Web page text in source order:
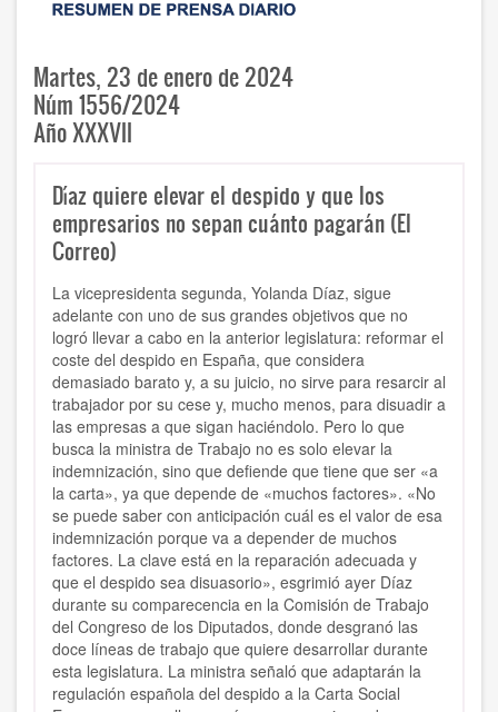
Martes, 23 de enero de 2024
Núm 1556/2024
Año XXXVII
Díaz quiere elevar el despido y que los
empresarios no sepan cuánto pagarán (El
Correo)
La vicepresidenta segunda, Yolanda Díaz, sigue
adelante con uno de sus grandes objetivos que no
logró llevar a cabo en la anterior legislatura: reformar el
coste del despido en España, que considera
demasiado barato y, a su juicio, no sirve para resarcir al
trabajador por su cese y, mucho menos, para disuadir a
las empresas a que sigan haciéndolo. Pero lo que
busca la ministra de Trabajo no es solo elevar la
indemnización, sino que defiende que tiene que ser «a
la carta», ya que depende de «muchos factores». «No
se puede saber con anticipación cuál es el valor de esa
indemnización porque va a depender de muchos
factores. La clave está en la reparación adecuada y
que el despido sea disuasorio», esgrimió ayer Díaz
durante su comparecencia en la Comisión de Trabajo
del Congreso de los Diputados, donde desgranó las
doce líneas de trabajo que quiere desarrollar durante
esta legislatura. La ministra señaló que adaptarán la
regulación española del despido a la Carta Social